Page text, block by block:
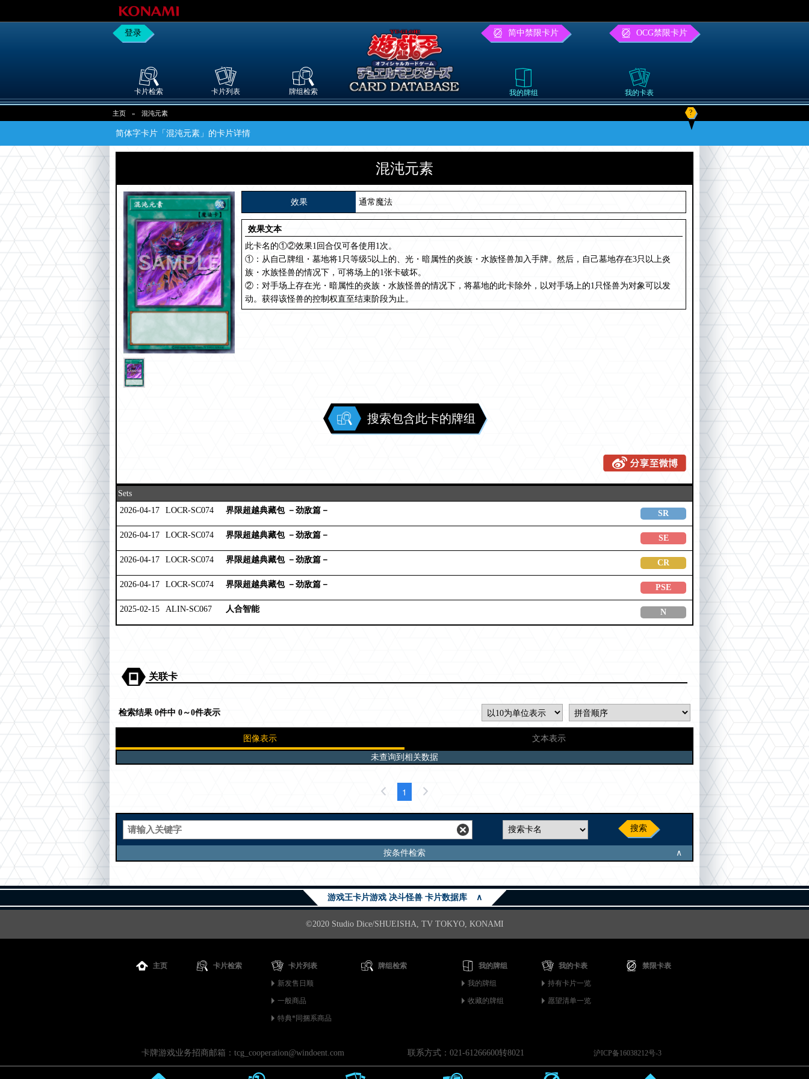
登录 简中禁限卡片 OCG禁限卡片
卡片检索 卡片列表 牌组检索 我的牌组 我的卡表
主页 » 混沌元素 ?
简体字卡片「混沌元素」的卡片详情
混沌元素
效果 通常魔法
效果文本
此卡名的①②效果1回合仅可各使用1次。
①：从自己牌组・墓地将1只等级5以上的、光・暗属性的炎族・水族怪兽加入手牌。然后，自己墓地存在3只以上炎
族・水族怪兽的情况下，可将场上的1张卡破坏。
②：对手场上存在光・暗属性的炎族・水族怪兽的情况下，将墓地的此卡除外，以对手场上的1只怪兽为对象可以发
动。获得该怪兽的控制权直至结束阶段为止。
搜索包含此卡的牌组
Sets
2026-04-17
LOCR-SC074 界限超越典藏包 －劲敌篇－ SR
2026-04-17 LOCR-SC074 界限超越典藏包 －劲敌篇－ SE
2026-04-17 LOCR-SC074 界限超越典藏包 －劲敌篇－ CR
2026-04-17 LOCR-SC074 界限超越典藏包 －劲敌篇－ PSE
2025-02-15 ALIN-SC067 人合智能 N
关联卡
检索结果 0件中 0～0件表示
图像表示 文本表示
未查询到相关数据
1
搜索
按条件检索 ∧
游戏王卡片游戏 决斗怪兽 卡片数据库 ∧
©2020 Studio Dice/SHUEISHA, TV TOKYO, KONAMI
主页 卡片检索 卡片列表
新发售日顺
一般商品
特典*同捆系商品
牌组检索 我的牌组
我的牌组
收藏的牌组
我的卡表
持有卡片一览
愿望清单一览
禁限卡表
卡牌游戏业务招商邮箱：tcg_cooperation@windoent.com 联系方式：021-61266600转8021 沪ICP备16038212号-3